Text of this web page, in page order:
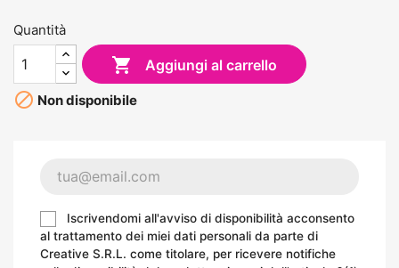
Quantità
 Aggiungi al carrello
 Non disponibile
Iscrivendomi all'avviso di disponibilità acconsento
al trattamento dei miei dati personali da parte di
Creative S.R.L. come titolare, per ricevere notifiche